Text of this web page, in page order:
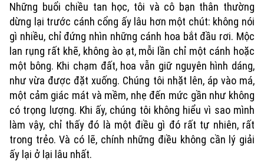
Những buổi chiều tan học, tôi và cô bạn thân thường
dừng lại trước cánh cổng ấy lâu hơn một chút: không nói
gì nhiều, chỉ đứng nhìn những cánh hoa bắt đầu rơi. Mộc
lan rụng rất khẽ, không ào ạt, mỗi lần chỉ một cánh hoặc
một bông. Khi chạm đất, hoa vẫn giữ nguyên hình dáng,
như vừa được đặt xuống. Chúng tôi nhặt lên, áp vào má,
một cảm giác mát và mềm, nhẹ đến mức gần như không
có trọng lượng. Khi ấy, chúng tôi không hiểu vì sao mình
làm vậy, chỉ thấy đó là một điều gì đó rất tự nhiên, rất
trong trẻo. Và có lẽ, chính những điều không cần lý giải
ấy lại ở lại lâu nhất.